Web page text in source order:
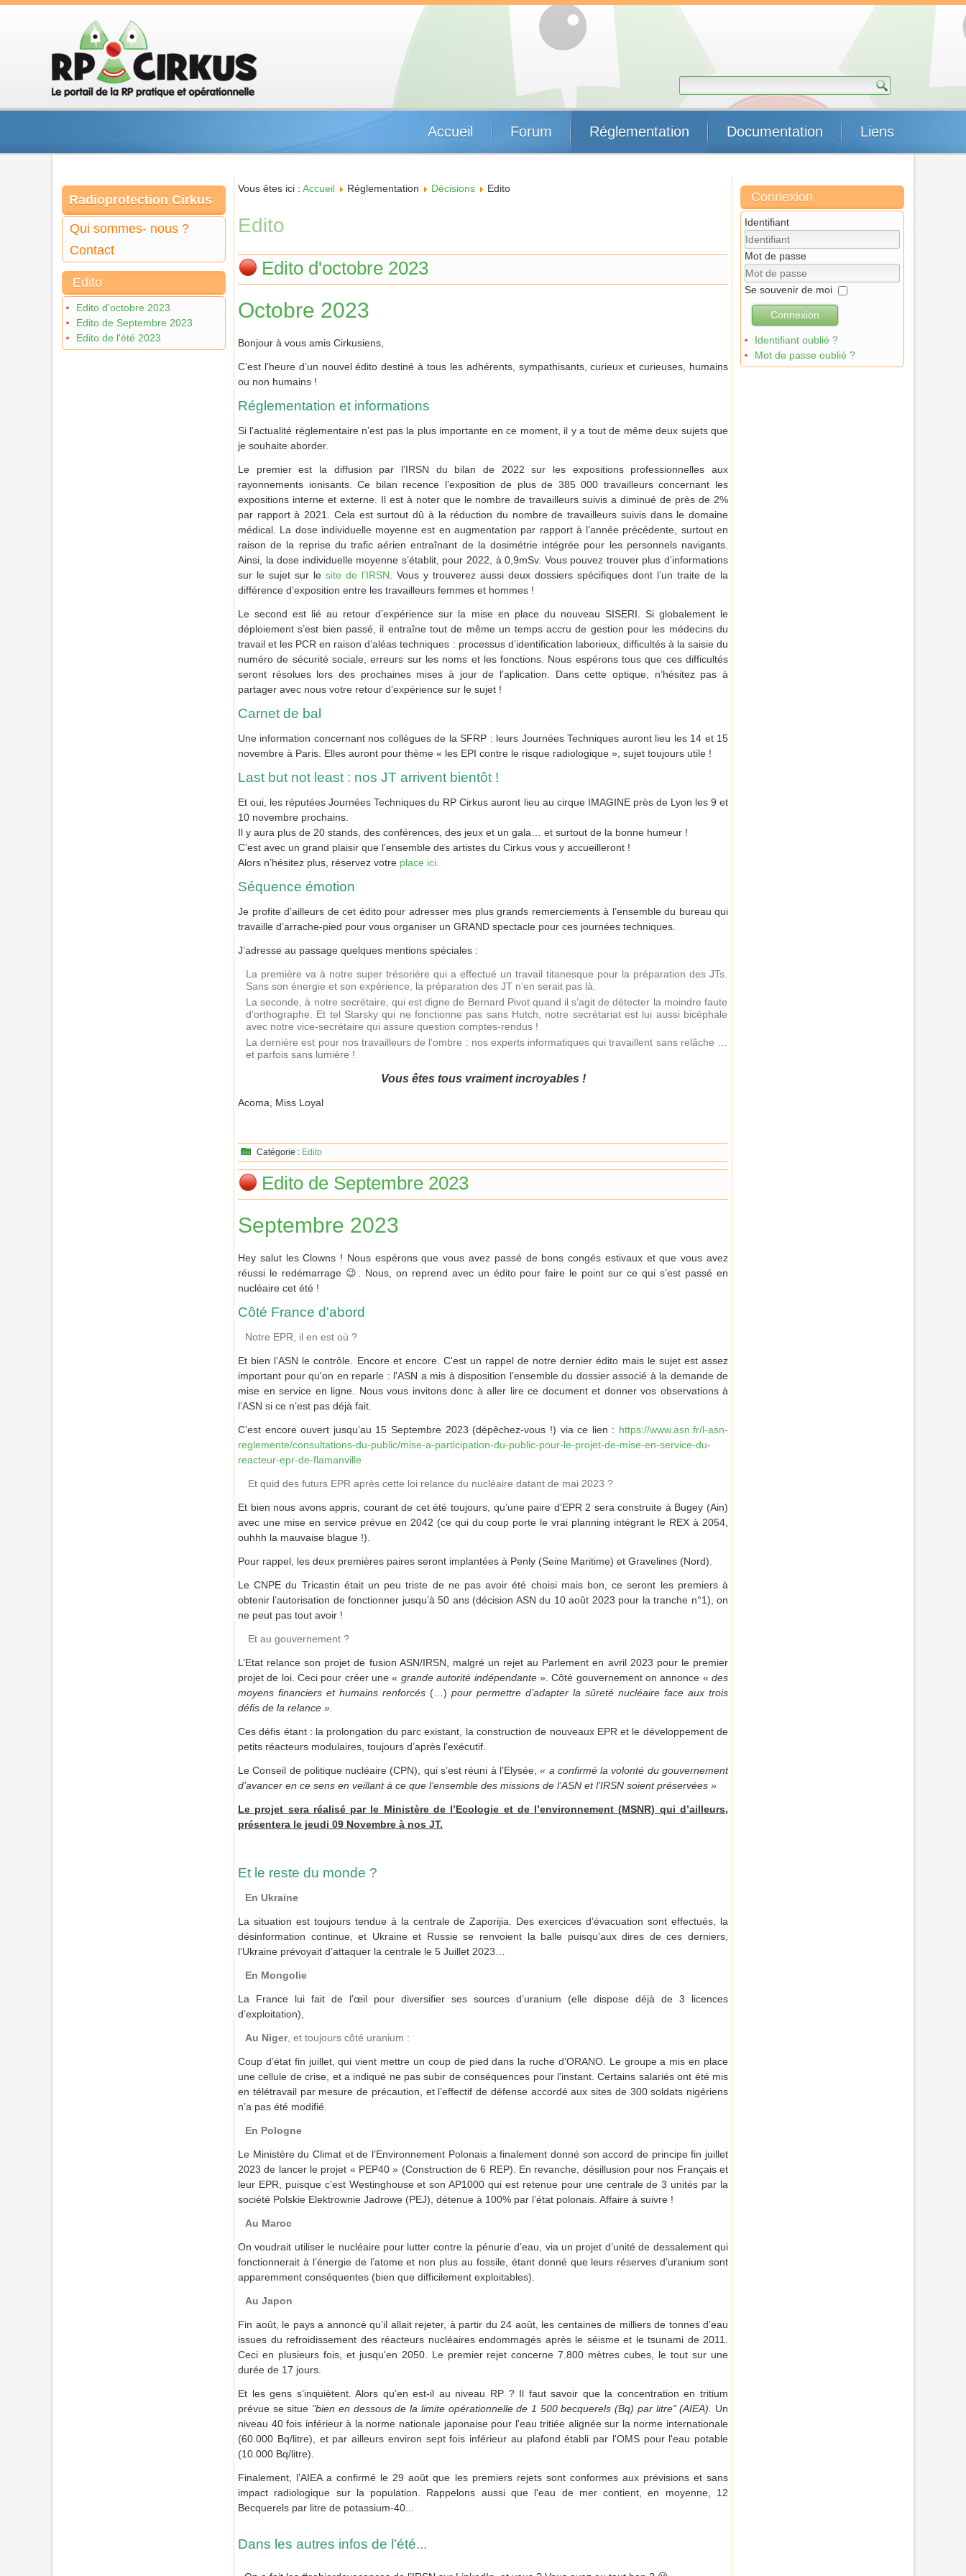
Accueil Forum Réglementation Documentation Liens
Radioprotection Cirkus
Qui sommes- nous ?
Contact
Edito
Edito d'octobre 2023
Edito de Septembre 2023
Edito de l'été 2023
Vous êtes ici : Accueil Réglementation Décisions Edito
Edito
Edito d'octobre 2023
Octobre 2023
Bonjour à vous amis Cirkusiens,
C’est l’heure d’un nouvel édito destiné à tous les adhérents, sympathisants, curieux et curieuses, humains
ou non humains !
Réglementation et informations
Si l’actualité réglementaire n’est pas la plus importante en ce moment, il y a tout de même deux sujets que
je souhaite aborder.
Le premier est la diffusion par l’IRSN du bilan de 2022 sur les expositions professionnelles aux
rayonnements ionisants. Ce bilan recence l’exposition de plus de 385 000 travailleurs concernant les
expositions interne et externe. Il est à noter que le nombre de travailleurs suivis a diminué de près de 2%
par rapport à 2021. Cela est surtout dû à la réduction du nombre de travailleurs suivis dans le domaine
médical. La dose individuelle moyenne est en augmentation par rapport à l’année précédente, surtout en
raison de la reprise du trafic aérien entraînant de la dosimétrie intégrée pour les personnels navigants.
Ainsi, la dose individuelle moyenne s’établit, pour 2022, à 0,9mSv. Vous pouvez trouver plus d’informations
sur le sujet sur le site de l’IRSN . Vous y trouverez aussi deux dossiers spécifiques dont l’un traite de la
différence d’exposition entre les travailleurs femmes et hommes !
Le second est lié au retour d’expérience sur la mise en place du nouveau SISERI. Si globalement le
déploiement s’est bien passé, il entraîne tout de même un temps accru de gestion pour les médecins du
travail et les PCR en raison d’aléas techniques : processus d’identification laborieux, difficultés à la saisie du
numéro de sécurité sociale, erreurs sur les noms et les fonctions. Nous espérons tous que ces difficultés
seront résolues lors des prochaines mises à jour de l’aplication. Dans cette optique, n’hésitez pas à
partager avec nous votre retour d’expérience sur le sujet !
Carnet de bal
Une information concernant nos collègues de la SFRP : leurs Journées Techniques auront lieu les 14 et 15
novembre à Paris. Elles auront pour thème « les EPI contre le risque radiologique », sujet toujours utile !
Last but not least : nos JT arrivent bientôt !
Et oui, les réputées Journées Techniques du RP Cirkus auront lieu au cirque IMAGINE près de Lyon les 9 et
10 novembre prochains.
Il y aura plus de 20 stands, des conférences, des jeux et un gala… et surtout de la bonne humeur !
C’est avec un grand plaisir que l’ensemble des artistes du Cirkus vous y accueilleront !
Alors n’hésitez plus, réservez votre place ici.
Séquence émotion
Je profite d’ailleurs de cet édito pour adresser mes plus grands remerciements à l’ensemble du bureau qui
travaille d’arrache-pied pour vous organiser un GRAND spectacle pour ces journées techniques.
J’adresse au passage quelques mentions spéciales :
La première va à notre super trésorière qui a effectué un travail titanesque pour la préparation des JTs.
Sans son énergie et son expérience, la préparation des JT n’en serait pas là.
La seconde, à notre secrétaire, qui est digne de Bernard Pivot quand il s’agit de détecter la moindre faute
d’orthographe. Et tel Starsky qui ne fonctionne pas sans Hutch, notre secrétariat est lui aussi bicéphale
avec notre vice-secrétaire qui assure question comptes-rendus !
La dernière est pour nos travailleurs de l’ombre : nos experts informatiques qui travaillent sans relâche …
et parfois sans lumière !
Vous êtes tous vraiment incroyables !
Acoma, Miss Loyal
Catégorie : Edito
Edito de Septembre 2023
Septembre 2023
Hey salut les Clowns ! Nous espérons que vous avez passé de bons congés estivaux et que vous avez
réussi le redémarrage 😉. Nous, on reprend avec un édito pour faire le point sur ce qui s’est passé en
nucléaire cet été !
Côté France d'abord
Notre EPR, il en est où ?
Et bien l’ASN le contrôle. Encore et encore. C'est un rappel de notre dernier édito mais le sujet est assez
important pour qu'on en reparle : l'ASN a mis à disposition l’ensemble du dossier associé à la demande de
mise en service en ligne. Nous vous invitons donc à aller lire ce document et donner vos observations à
l’ASN si ce n’est pas déjà fait.
C’est encore ouvert jusqu’au 15 Septembre 2023 (dépêchez-vous !) via ce lien : https://www.asn.fr/l-asn-
reglemente/consultations-du-public/mise-a-participation-du-public-pour-le-projet-de-mise-en-service-du-
reacteur-epr-de-flamanville
Et quid des futurs EPR après cette loi relance du nucléaire datant de mai 2023 ?
Et bien nous avons appris, courant de cet été toujours, qu’une paire d’EPR 2 sera construite à Bugey (Ain)
avec une mise en service prévue en 2042 (ce qui du coup porte le vrai planning intégrant le REX à 2054,
ouhhh la mauvaise blague !).
Pour rappel, les deux premières paires seront implantées à Penly (Seine Maritime) et Gravelines (Nord).
Le CNPE du Tricastin était un peu triste de ne pas avoir été choisi mais bon, ce seront les premiers à
obtenir l’autorisation de fonctionner jusqu’à 50 ans (décision ASN du 10 août 2023 pour la tranche n°1), on
ne peut pas tout avoir !
Et au gouvernement ?
L’Etat relance son projet de fusion ASN/IRSN, malgré un rejet au Parlement en avril 2023 pour le premier
projet de loi. Ceci pour créer une « grande autorité indépendante». Côté gouvernement on annonce «des
moyens financiers et humains renforcés (…) pour permettre d’adapter la sûreté nucléaire face aux trois
défis de la relance ».
Ces défis étant : la prolongation du parc existant, la construction de nouveaux EPR et le développement de
petits réacteurs modulaires, toujours d’après l’exécutif.
Le Conseil de politique nucléaire (CPN), qui s’est réuni à l’Elysée, « a confirmé la volonté du gouvernement
d’avancer en ce sens en veillant à ce que l’ensemble des missions de l’ASN et l’IRSN soient préservées »
Le projet sera réalisé par le Ministère de l’Ecologie et de l’environnement (MSNR) qui d’ailleurs,
présentera le jeudi 09 Novembre à nos JT.
Et le reste du monde ?
En Ukraine
La situation est toujours tendue à la centrale de Zaporijia. Des exercices d’évacuation sont effectués, la
désinformation continue, et Ukraine et Russie se renvoient la balle puisqu’aux dires de ces derniers,
l’Ukraine prévoyait d’attaquer la centrale le 5 Juillet 2023…
En Mongolie
La France lui fait de l’œil pour diversifier ses sources d’uranium (elle dispose déjà de 3 licences
d’exploitation),
Au Niger, et toujours côté uranium :
Coup d’état fin juillet, qui vient mettre un coup de pied dans la ruche d’ORANO. Le groupe a mis en place
une cellule de crise, et a indiqué ne pas subir de conséquences pour l'instant. Certains salariés ont été mis
en télétravail par mesure de précaution, et l’effectif de défense accordé aux sites de 300 soldats nigériens
n’a pas été modifié.
En Pologne
Le Ministère du Climat et de l’Environnement Polonais a finalement donné son accord de principe fin juillet
2023 de lancer le projet « PEP40 » (Construction de 6 REP). En revanche, désillusion pour nos Français et
leur EPR, puisque c’est Westinghouse et son AP1000 qui est retenue pour une centrale de 3 unités par la
société Polskie Elektrownie Jadrowe (PEJ), détenue à 100% par l’état polonais. Affaire à suivre !
Au Maroc
On voudrait utiliser le nucléaire pour lutter contre la pénurie d’eau, via un projet d’unité de dessalement qui
fonctionnerait à l’énergie de l’atome et non plus au fossile, étant donné que leurs réserves d’uranium sont
apparemment conséquentes (bien que difficilement exploitables).
Au Japon
Fin août, le pays a annoncé qu’il allait rejeter, à partir du 24 août, les centaines de milliers de tonnes d’eau
issues du refroidissement des réacteurs nucléaires endommagés après le séisme et le tsunami de 2011.
Ceci en plusieurs fois, et jusqu'en 2050. Le premier rejet concerne 7.800 mètres cubes, le tout sur une
durée de 17 jours.
Et les gens s’inquiètent. Alors qu’en est-il au niveau RP ? Il faut savoir que la concentration en tritium
prévue se situe "bien en dessous de la limite opérationnelle de 1 500 becquerels (Bq) par litre" (AIEA). Un
niveau 40 fois inférieur à la norme nationale japonaise pour l'eau tritiée alignée sur la norme internationale
(60.000 Bq/litre), et par ailleurs environ sept fois inférieur au plafond établi par l'OMS pour l'eau potable
(10.000 Bq/litre).
Finalement, l’AIEA a confirmé le 29 août que les premiers rejets sont conformes aux prévisions et sans
impact radiologique sur la population. Rappelons aussi que l'eau de mer contient, en moyenne, 12
Becquerels par litre de potassium-40...
Dans les autres infos de l'été...
Connexion
Identifiant
Mot de passe
Se souvenir de moi
Connexion
Identifiant oublié ?
Mot de passe oublié ?